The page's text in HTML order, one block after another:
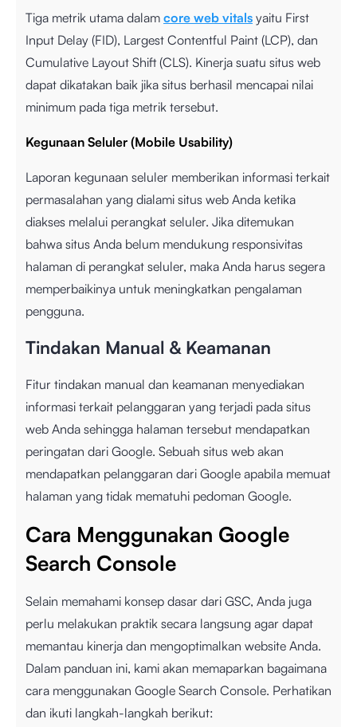
Tiga metrik utama dalam core web vitals yaitu First
Input Delay (FID), Largest Contentful Paint (LCP), dan
Cumulative Layout Shift (CLS). Kinerja suatu situs web
dapat dikatakan baik jika situs berhasil mencapai nilai
minimum pada tiga metrik tersebut.
Kegunaan Seluler (Mobile Usability)
Laporan kegunaan seluler memberikan informasi terkait
permasalahan yang dialami situs web Anda ketika
diakses melalui perangkat seluler. Jika ditemukan
bahwa situs Anda belum mendukung responsivitas
halaman di perangkat seluler, maka Anda harus segera
memperbaikinya untuk meningkatkan pengalaman
pengguna.
Tindakan Manual & Keamanan
Fitur tindakan manual dan keamanan menyediakan
informasi terkait pelanggaran yang terjadi pada situs
web Anda sehingga halaman tersebut mendapatkan
peringatan dari Google. Sebuah situs web akan
mendapatkan pelanggaran dari Google apabila memuat
halaman yang tidak mematuhi pedoman Google.
Cara Menggunakan Google
Search Console
Selain memahami konsep dasar dari GSC, Anda juga
perlu melakukan praktik secara langsung agar dapat
memantau kinerja dan mengoptimalkan website Anda.
Dalam panduan ini, kami akan memaparkan bagaimana
cara menggunakan Google Search Console. Perhatikan
dan ikuti langkah-langkah berikut: